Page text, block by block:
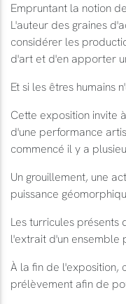
Empruntant la notion
L'auteur des graines
considérer les
d'art et d'en apporter
Et si les êtres humains
Cette exposition invite
d'une performance
commencé il y a
Un grouillement, une
puissance
Les turricules présents
l'extrait d'un ensemble
À la fin de l'exposition,
prélèvement afin de